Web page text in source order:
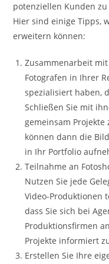
potenziellen Kunden
Hier sind einige Tipps,
erweitern können:
Zusammenarbeit
Fotografen in Ihrer
spezialisiert haben,
Schließen Sie mit
gemeinsam
können dann die
in Ihr Portfolio
Teilnahme an
Nutzen Sie jede
Video-Produktionen
dass Sie sich bei
Produktionsfirmen
Projekte informiert
Erstellen Sie Ihre